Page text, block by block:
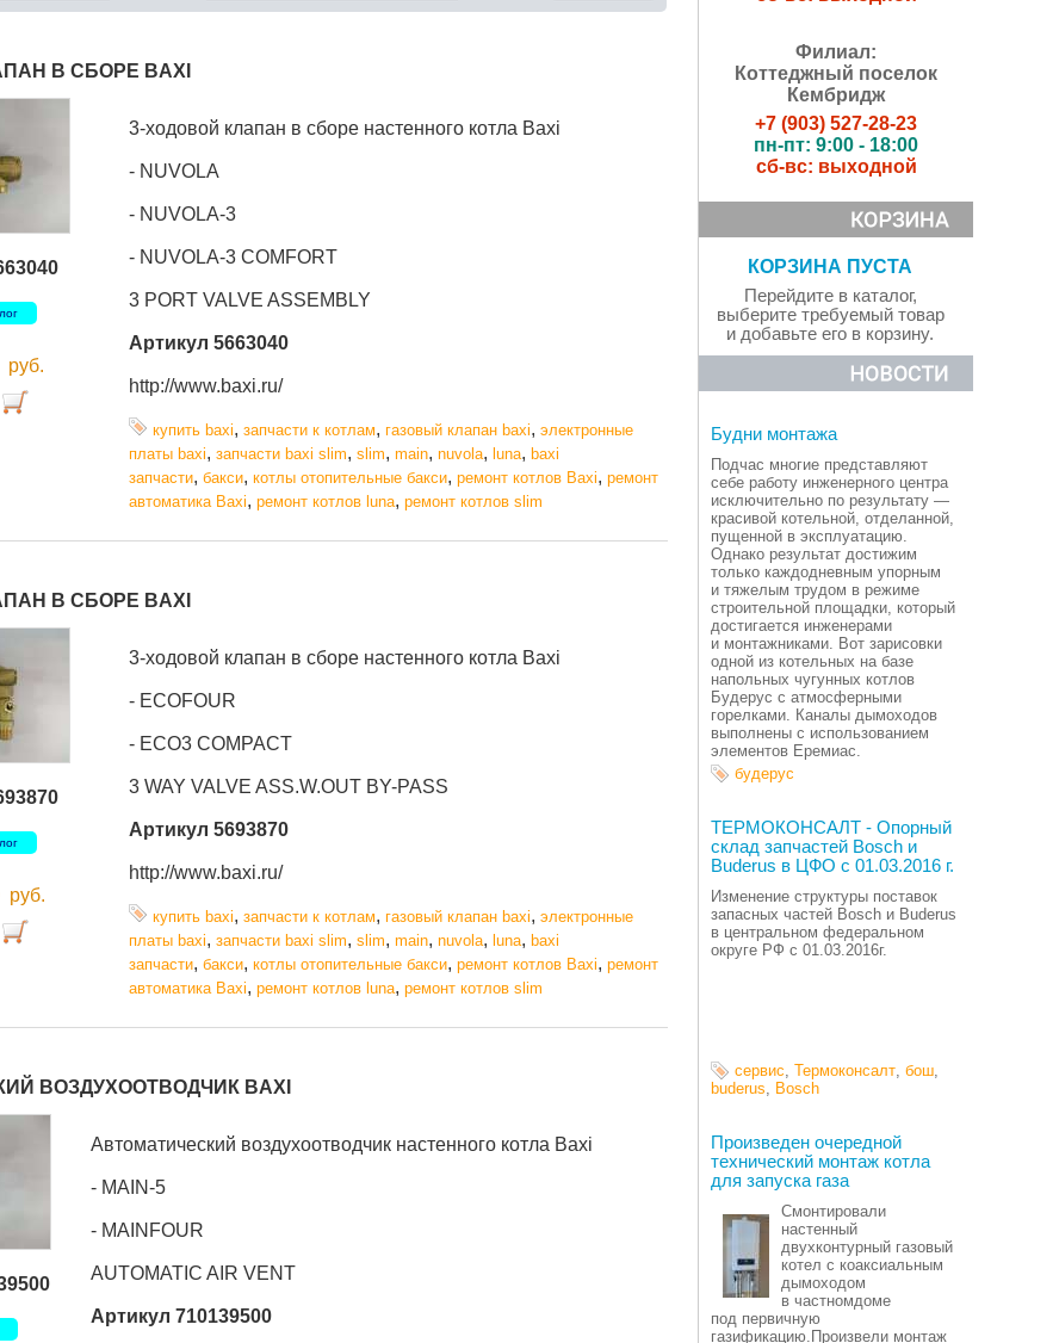
В СБОРЕ BAXI
руб.
3-ходовой клапан в сборе настенного котла Baxi
- NUVOLA
- NUVOLA-3
- NUVOLA-3 COMFORT
3 PORT VALVE ASSEMBLY
Артикул 5663040
http://www.baxi.ru/
купить baxi, запчасти к котлам, газовый клапан baxi, электронные
платы baxi, запчасти baxi slim, slim, main, nuvola, luna, baxi
запчасти, бакси, котлы отопительные бакси, ремонт котлов Baxi, ремонт
автоматика Baxi, ремонт котлов luna, ремонт котлов slim
В СБОРЕ BAXI
руб.
3-ходовой клапан в сборе настенного котла Baxi
- ECOFOUR
- ECO3 COMPACT
3 WAY VALVE ASS.W.OUT BY-PASS
Артикул 5693870
http://www.baxi.ru/
купить baxi, запчасти к котлам, газовый клапан baxi, электронные
платы baxi, запчасти baxi slim, slim, main, nuvola, luna, baxi
запчасти, бакси, котлы отопительные бакси, ремонт котлов Baxi, ремонт
автоматика Baxi, ремонт котлов luna, ремонт котлов slim
ВОЗДУХООТВОДЧИК BAXI
Автоматический воздухоотводчик настенного котла Baxi
- MAIN-5
- MAINFOUR
AUTOMATIC AIR VENT
Артикул 710139500
Филиал:
Коттеджный поселок
Кембридж
+7 (903) 527-28-23
пн-пт: 9:00 - 18:00
сб-вс: выходной
КОРЗИНА ПУСТА
Перейдите в каталог,
выберите требуемый товар
и добавьте его в корзину.
Будни монтажа
Подчас многие представляют
себе работу инженерного центра
исключительно по результату —
красивой котельной, отделанной,
пущенной в эксплуатацию.
Однако результат достижим
только каждодневным упорным
и тяжелым трудом в режиме
строительной площадки, который
достигается инженерами
и монтажниками. Вот зарисовки
одной из котельных на базе
напольных чугунных котлов
Будерус с атмосферными
горелками. Каналы дымоходов
выполнены с использованием
элементов Еремиас.
будерус
ТЕРМОКОНСАЛТ - Опорный
склад запчастей Bosch и
Buderus в ЦФО с 01.03.2016 г.
Изменение структуры поставок
запасных частей Bosch и Buderus
в центральном федеральном
округе РФ с 01.03.2016г.
сервис, Термоконсалт, бош,
buderus, Bosch
Произведен очередной
технический монтаж котла
для запуска газа
Смонтировали
настенный
двухконтурный газовый
котел с коаксиальным
дымоходом
в частномдоме
под первичную
газификацию.Произвели монтаж